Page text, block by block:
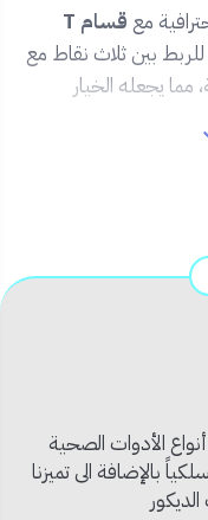
مع
قسام T
للربط بين ثلاث نقاط مع
مما يجعله الخيار
والتآكل
ثلاثي مثالي.
متطلبات المشروع.
الأدوات الصحية
بالإضافة الى تميزنا